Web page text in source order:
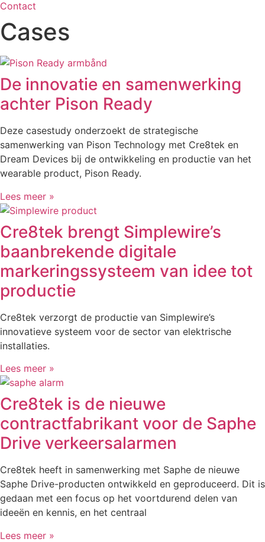
Contact
Cases
De innovatie en samenwerking
achter Pison Ready
Deze casestudy onderzoekt de strategische
samenwerking van Pison Technology met Cre8tek en
Dream Devices bij de ontwikkeling en productie van het
wearable product, Pison Ready.
Lees meer »
Cre8tek brengt Simplewire’s
baanbrekende digitale
markeringssysteem van idee tot
productie
Cre8tek verzorgt de productie van Simplewire’s
innovatieve systeem voor de sector van elektrische
installaties.
Lees meer »
Cre8tek is de nieuwe
contractfabrikant voor de Saphe
Drive verkeersalarmen
Cre8tek heeft in samenwerking met Saphe de nieuwe
Saphe Drive-producten ontwikkeld en geproduceerd. Dit is
gedaan met een focus op het voortdurend delen van
ideeën en kennis, en het centraal
Lees meer »